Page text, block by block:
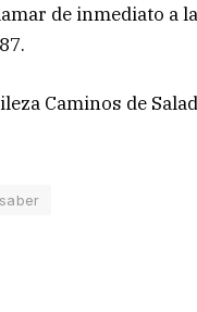
de inmediato a
Caminos de